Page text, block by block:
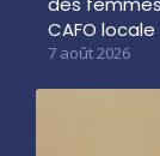
CAFO locale
7 août 2026